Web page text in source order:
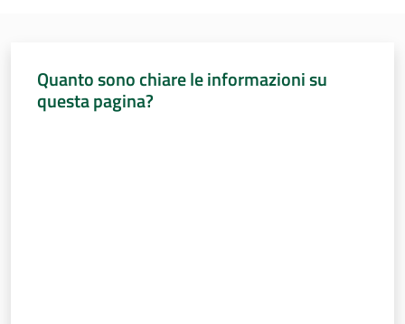
Per i cittadini
Quanto sono chiare le informazioni su
questa pagina?